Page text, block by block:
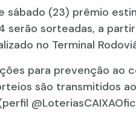
(23) prêmio
serão sorteadas, a
no Terminal
para prevenção ao
são transmitidos